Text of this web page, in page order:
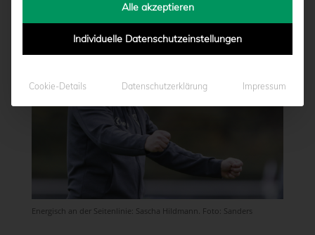
Energisch an der Seitenlinie: Sascha Hildmann. Foto: Sanders
Alle akzeptieren
Individuelle Datenschutzeinstellungen
Cookie-Details Datenschutzerklärung Impressum